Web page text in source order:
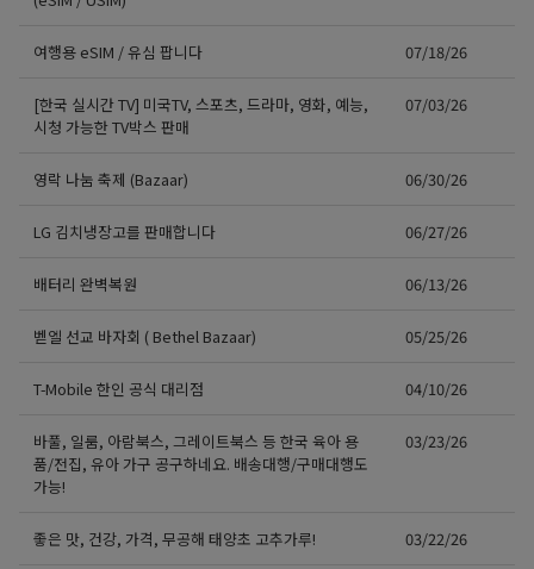
여행용 eSIM / 유심 팝니다 07/18/26
[한국 실시간 TV] 미국TV, 스포츠, 드라마, 영화, 예능,
시청 가능한 TV박스 판매
07/03/26
영락 나눔 축제 (Bazaar) 06/30/26
LG 김치냉장고를 판매합니다 06/27/26
배터리 완벽복원 06/13/26
벧엘 선교 바자회 ( Bethel Bazaar) 05/25/26
T-Mobile 한인 공식 대리점 04/10/26
바풀, 일룸, 아람북스, 그레이트북스 등 한국 육아 용
품/전집, 유아 가구 공구하네요. 배송대행/구매대행도
가능!
03/23/26
좋은 맛, 건강, 가격, 무공해 태양초 고추가루! 03/22/26